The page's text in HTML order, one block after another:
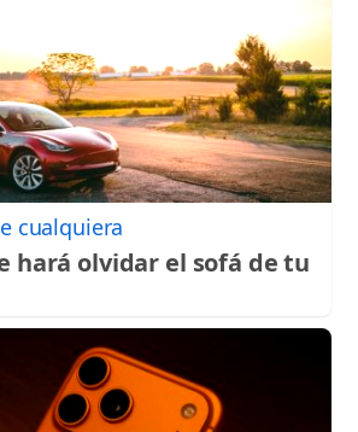
cualquiera
hará olvidar el sofá de tu